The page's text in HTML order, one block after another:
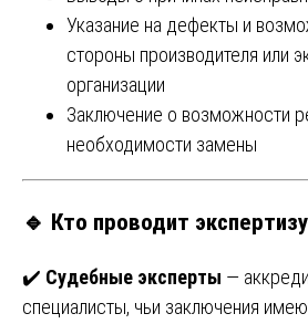
Указание на дефекты и
стороны производителя или
организации
Заключение о возможности
необходимости замены
🔹 Кто проводит
✔️ Судебные эксперты —
специалисты, чьи заключения